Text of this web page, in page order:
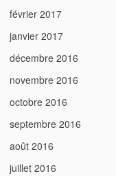
février 2017
janvier 2017
décembre 2016
novembre 2016
octobre 2016
septembre 2016
août 2016
juillet 2016